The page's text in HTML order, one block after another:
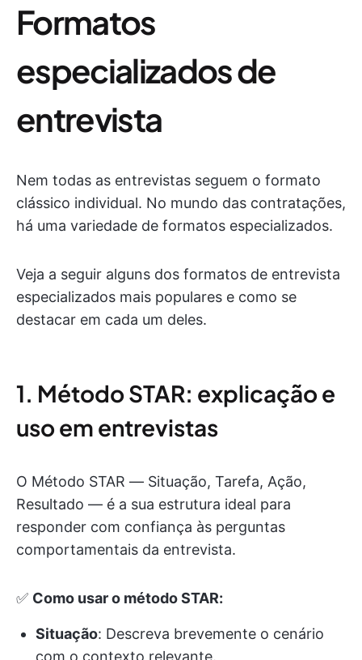
Formatos
especializados de
entrevista
Nem todas as entrevistas seguem o formato
clássico individual. No mundo das contratações,
há uma variedade de formatos especializados.
Veja a seguir alguns dos formatos de entrevista
especializados mais populares e como se
destacar em cada um deles.
1. Método STAR: explicação e
uso em entrevistas
O Método STAR — Situação, Tarefa, Ação,
Resultado — é a sua estrutura ideal para
responder com confiança às perguntas
comportamentais da entrevista.
✅ Como usar o método STAR:
Situação: Descreva brevemente o cenário
com o contexto relevante.